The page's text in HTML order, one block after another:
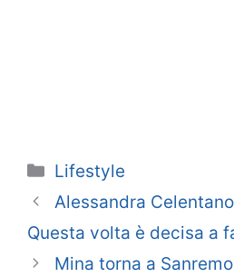
Categorie
Lifestyle
Alessandra Celentano
Questa volta è decisa a
Mina torna a